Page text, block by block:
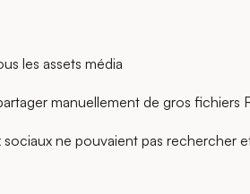
les assets média
manuellement de gros fichiers
sociaux ne pouvaient pas rechercher